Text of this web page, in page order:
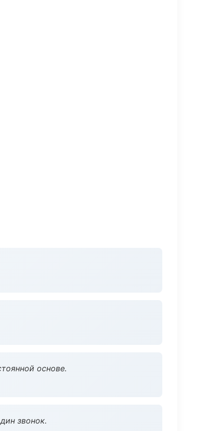
основе.
звонок.